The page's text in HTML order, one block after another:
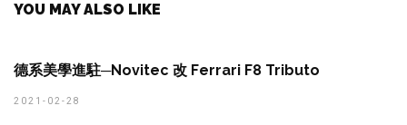
YOU MAY ALSO LIKE
德系美學進駐─Novitec 改 Ferrari F8 Tributo
2021-02-28